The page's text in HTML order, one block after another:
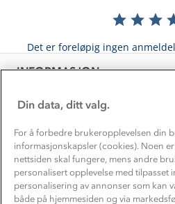
Det er foreløpig ingen
INFORMASJON
Bedrift, barnehage og SFO
Presse
OM OSS
Samarbeide med oss?
TIPS OG RÅD
Vask og vedlikehold
EL-retur
Store størrelser
Turmat oppskrifter
Beredskap
AKTIVITETER
Få turinspirasjon og tips
Overnatte utendørs⛺
Leirskole 🥾
Barnehageansatt
Tips til hyttetur
Din data, ditt valg.
For å forbedre brukeropplevelsen din
informasjonskapsler (cookies). Noen
nettsiden skal fungere, mens andre
personalisert opplevelse med tilpasset
personalisering av annonser som kan
både på hjemmesiden og via